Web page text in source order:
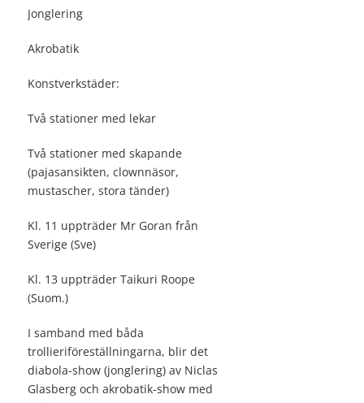
Jonglering
Akrobatik
Konstverkstäder:
Två stationer med lekar
Två stationer med skapande
(pajasansikten, clownnäsor,
mustascher, stora tänder)
Kl. 11 uppträder Mr Goran från
Sverige (Sve)
Kl. 13 uppträder Taikuri Roope
(Suom.)
I samband med båda
trollieriföreställningarna, blir det
diabola-show (jonglering) av Niclas
Glasberg och akrobatik-show med